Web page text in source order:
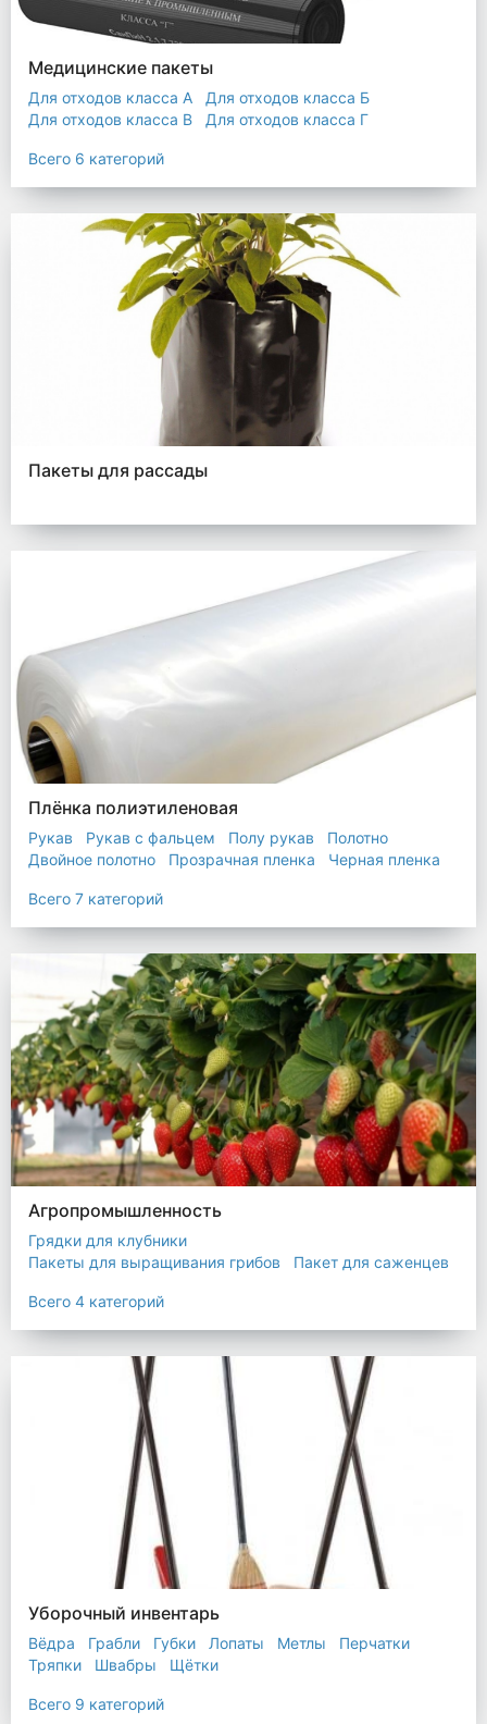
Медицинские пакеты
Для отходов класса А
Для отходов класса Б
Для отходов класса В
Для отходов класса Г
Пакеты термостойкие для утилизатора
Всего 6 категорий
Пакеты для рассады
Плёнка полиэтиленовая
Рукав Рукав с фальцем Полу рукав
Полотно
Двойное полотно
Прозрачная пленка Черная пленка
Всего 7 категорий
Агропромышленность
Грядки для клубники
Пакеты для выращивания грибов
Пакет для саженцев
Всего 4 категорий
Уборочный инвентарь
Вёдра Грабли Губки Лопаты Метлы
Перчатки
Тряпки
Швабры Щётки
Всего 9 категорий